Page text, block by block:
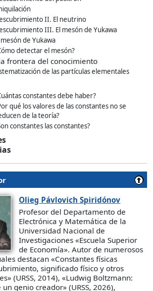
II. El neutrino
III. El mesón de Yukawa
mesón de Yukawa
detectar el mesón?
frontera del conocimiento
de las partículas elementales
constantes debe haber?
qué los valores de las constantes no se
de la teoría?
constantes las constantes?
Olieg Pávlovich Spiridónov
Profesor del Departamento de
Electrónica y Matemática de la
Universidad Nacional de
Investigaciones «Escuela Superior
de Economía». Autor de numerosos
destacan «Constantes físicas
significado físico y otros
(URSS, 2014), «Ludwig Boltzmann:
genio creador» (URSS, 2026),